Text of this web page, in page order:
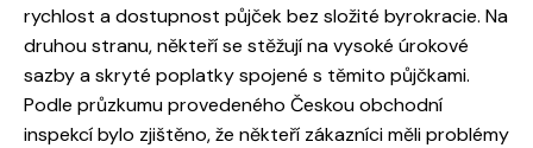
rychlost a dostupnost půjček bez složité byrokracie. Na
druhou stranu, někteří se stěžují na vysoké úrokové
sazby a skryté poplatky spojené s těmito půjčkami.
Podle průzkumu provedeného Českou obchodní
inspekcí bylo zjištěno, že někteří zákazníci měli problémy